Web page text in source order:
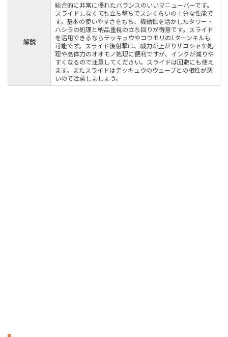
解説
総合的に非常に優れたバランスのいいマニューバーです。
スライドしなくても立ち撃ちでスシくらいの十分な性能で
す。基本の使いやすさをもち、機動性を活かしたタワー・
ハシラの処理と納品重視の立ち回りが得意です。スライド
を活用できるならテッキュウやコウモリの1ターンキルも
可能です。スライド後射撃は、威力が上がりザコシャケ処
理や高体力のオオモノ処理に便利ですが、インクが減りや
すくなるので注意してください。スライドは回避にも使え
ます。またスライドはテッキュウのウェーブとの相性が悪
いので注意しましょう。